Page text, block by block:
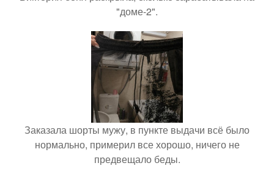
"доме-2".
Заказала шорты мужу, в пункте выдачи всё было
нормально, примерил все хорошо, ничего не
предвещало беды.